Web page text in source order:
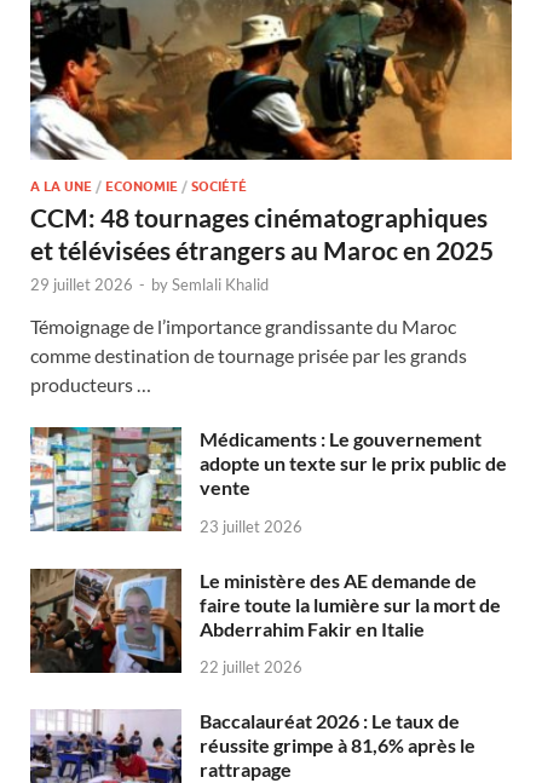
A LA UNE / ECONOMIE / SOCIÉTÉ
CCM: 48 tournages cinématographiques
et télévisées étrangers au Maroc en 2025
29 juillet 2026 - bySemlali Khalid
Témoignage de l’importance grandissante du Maroc
comme destination de tournage prisée par les grands
producteurs …
Médicaments : Le gouvernement
adopte un texte sur le prix public de
vente
23 juillet 2026
Le ministère des AE demande de
faire toute la lumière sur la mort de
Abderrahim Fakir en Italie
22 juillet 2026
Baccalauréat 2026 : Le taux de
réussite grimpe à 81,6% après le
rattrapage